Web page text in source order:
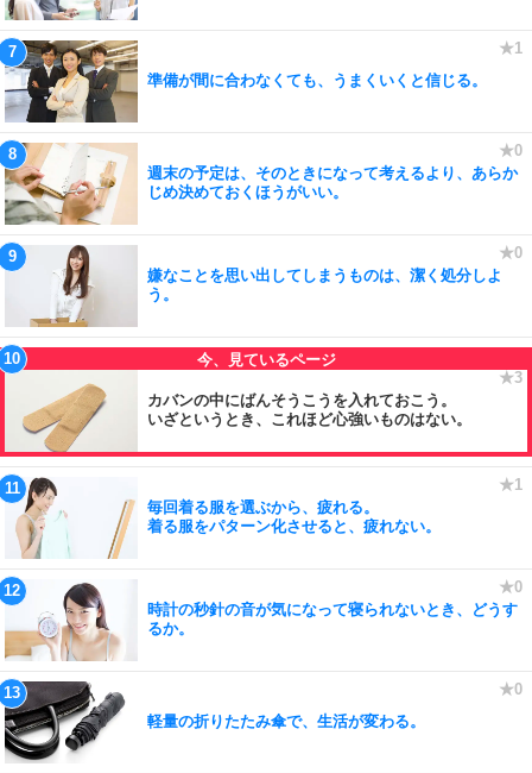
準備が間に合わなくても、うまくいくと信じる。
週末の予定は、そのときになって考えるより、あらか
じめ決めておくほうがいい。
嫌なことを思い出してしまうものは、潔く処分しよ
う。
カバンの中にばんそうこうを入れておこう。
いざというとき、これほど心強いものはない。
毎回着る服を選ぶから、疲れる。
着る服をパターン化させると、疲れない。
時計の秒針の音が気になって寝られないとき、どうす
るか。
軽量の折りたたみ傘で、生活が変わる。